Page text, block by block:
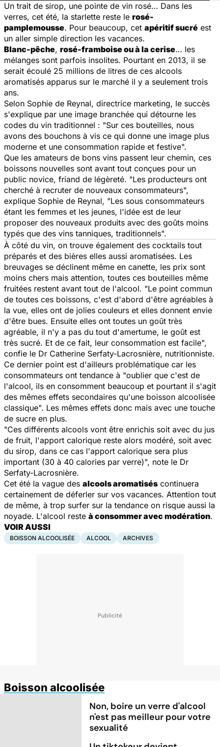
Un trait de sirop, une pointe de vin rosé… Dans les
verres, cet été, la starlette reste le rosé-
pamplemousse. Pour beaucoup, cet apéritif sucré est
un aller simple direction les vacances.
Blanc-pêche, rosé-framboise ou à la cerise… les
mélanges sont parfois insolites. Pourtant en 2013, il se
serait écoulé 25 millions de litres de ces alcools
aromatisés apparus sur le marché il y a seulement trois
ans.
Selon Sophie de Reynal, directrice marketing, le succès
s'explique par une image branchée qui détourne les
codes du vin traditionnel : "Sur ces bouteilles, nous
avons des bouchons à vis ce qui donne une image plus
moderne et une consommation rapide et festive".
Que les amateurs de bons vins passent leur chemin, ces
boissons nouvelles sont avant tout conçues pour un
public novice, friand de légèreté. "Les producteurs ont
cherché à recruter de nouveaux consommateurs",
explique Sophie de Reynal, "Les sous consommateurs
étant les femmes et les jeunes, l'idée est de leur
proposer des nouveaux produits avec des goûts moins
typés que des vins tanniques, traditionnels".
À côté du vin, on trouve également des cocktails tout
préparés et des bières elles aussi aromatisées. Les
breuvages se déclinent même en canette, les prix sont
moins chers mais attention, toutes ces bouteilles même
fruitées restent avant tout de l'alcool. "Le point commun
de toutes ces boissons, c'est d'abord d'être agréables à
la vue, elles ont de jolies couleurs et elles donnent envie
d'être bues. Ensuite elles ont toutes un goût très
agréable, il n'y a pas du tout d'amertume, le goût est
très sucré. Et de ce fait, leur consommation est facile",
confie le Dr Catherine Serfaty-Lacrosnière, nutritionniste.
Ce dernier point est d'ailleurs problématique car les
consommateurs ont tendance à "oublier que c'est de
l'alcool, ils en consomment beaucoup et pourtant il s'agit
des mêmes effets secondaires qu'une boisson alcoolisée
classique". Les mêmes effets donc mais avec une touche
de sucre en plus.
"Ces différents alcools vont être enrichis soit avec du jus
de fruit, l'apport calorique reste alors modéré, soit avec
du sirop, dans ce cas l'apport calorique sera plus
important (30 à 40 calories par verre)", note le Dr
Serfaty-Lacrosnière.
Cet été la vague des alcools aromatisés continuera
certainement de déferler sur vos vacances. Attention tout
de même, à trop surfer sur la tendance on risque aussi la
noyade. L'alcool reste à consommer avec modération.
VOIR AUSSI
BOISSON ALCOOLISÉE ALCOOL ARCHIVES
Boisson alcoolisée
Non, boire un verre d'alcool
n'est pas meilleur pour votre
sexualité